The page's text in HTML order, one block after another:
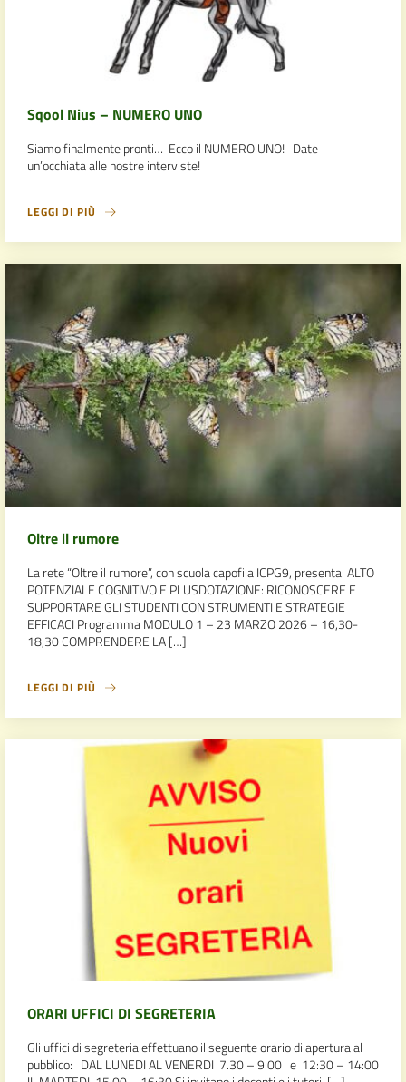
Sqool Nius – NUMERO UNO
Siamo finalmente pronti… Ecco il NUMERO UNO! Date
un’occhiata alle nostre interviste!
LEGGI DI PIÙ
Oltre il rumore
La rete “Oltre il rumore”, con scuola capofila ICPG9, presenta: ALTO
POTENZIALE COGNITIVO E PLUSDOTAZIONE: RICONOSCERE E
SUPPORTARE GLI STUDENTI CON STRUMENTI E STRATEGIE
EFFICACI Programma MODULO 1 – 23 MARZO 2026 – 16,30-
18,30 COMPRENDERE LA […]
LEGGI DI PIÙ
ORARI UFFICI DI SEGRETERIA
Gli uffici di segreteria effettuano il seguente orario di apertura al
pubblico: DAL LUNEDI AL VENERDI 7.30 – 9:00 e 12:30 – 14:00